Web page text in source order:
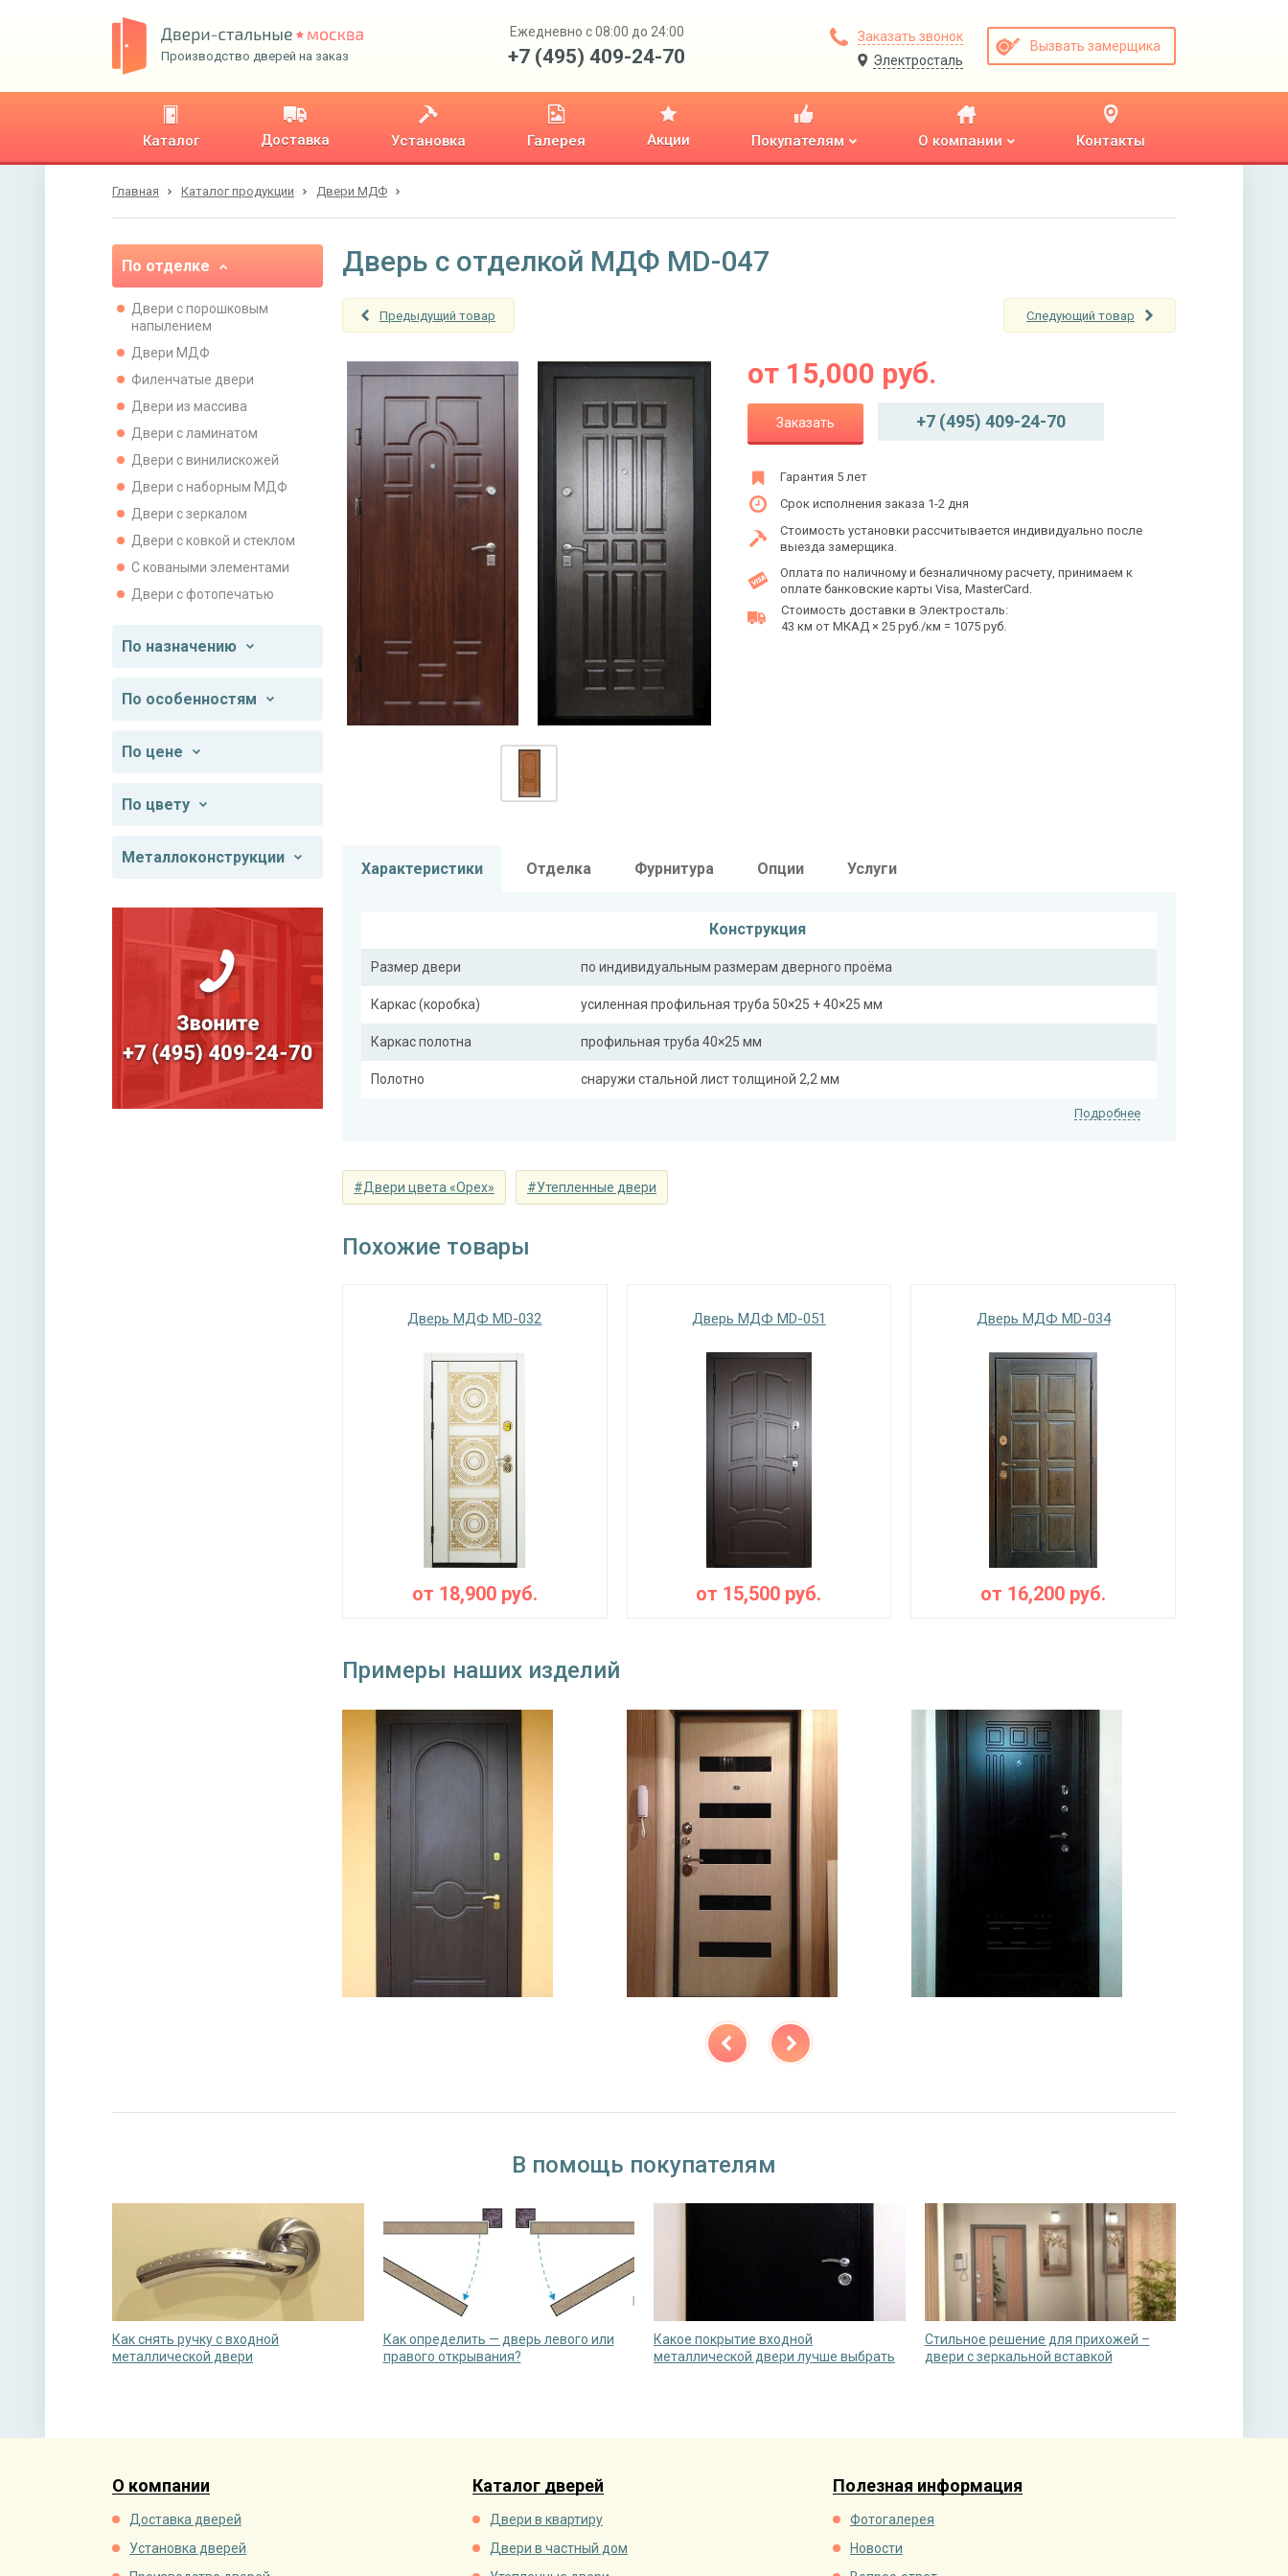
Производство дверей на заказ
Ежедневно с 08:00 до 24:00
+7 (495) 409-24-70
Заказать звонок
Электросталь
Вызвать замерщика
Каталог Доставка Установка Галерея Акции Покупателям О компании Контакты
Главная Каталог продукции Двери МДФ
По отделке
Двери с порошковым
напылением
Двери МДФ
Филенчатые двери
Двери из массива
Двери с ламинатом
Двери с винилискожей
Двери с наборным МДФ
Двери с зеркалом
Двери с ковкой и стеклом
С коваными элементами
Двери с фотопечатью
По назначению
По особенностям
По цене
По цвету
Металлоконструкции
Дверь с отделкой МДФ MD-047
Предыдущий товар Следующий товар
от 15,000 руб.
Заказать +7 (495) 409-24-70
Гарантия 5 лет
Срок исполнения заказа 1-2 дня
Стоимость установки рассчитывается индивидуально после
выезда замерщика.
Оплата по наличному и безналичному расчету, принимаем к
оплате банковские карты Visa, MasterCard.
Стоимость доставки в Электросталь:
43 км от МКАД × 25 руб./км = 1075 руб.
Характеристики Отделка Фурнитура Опции Услуги
Конструкция
Размер двери по индивидуальным размерам дверного проёма
Каркас (коробка) усиленная профильная труба 50×25 + 40×25 мм
Каркас полотна профильная труба 40×25 мм
Полотно снаружи стальной лист толщиной 2,2 мм
Нижний замок цилиндровый «ПРО-САМ ЗВ 4-31/55» с нажимной ручкой, 3-х ригельный, 2-х оборотный
Глазок наблюдения
Противосъемные устройства
Изоляционные материалы
Звуко- и теплоизоляция двойной контур уплотнения, минераловатная плита URSA или пенопласт (на выбор)
Особенности модели
левое / правое (на выбор)
Подробнее
#Двери цвета «Орех» #Утепленные двери
Похожие товары
Дверь МДФ MD-032
от 18,900руб.
Дверь МДФ MD-051
от 15,500 руб.
Дверь МДФ MD-034
от 16,200 руб.
Примеры наших изделий
В помощь покупателям
Как снять ручку с входной
металлической двери
Как определить — дверь левого или
правого открывания?
Какое покрытие входной
металлической двери лучше выбрать
Стильное решение для прихожей –
двери с зеркальной вставкой
О компании
Доставка дверей
Установка дверей
Каталог дверей
Двери в квартиру
Двери в частный дом
Полезная информация
Фотогалерея
Новости